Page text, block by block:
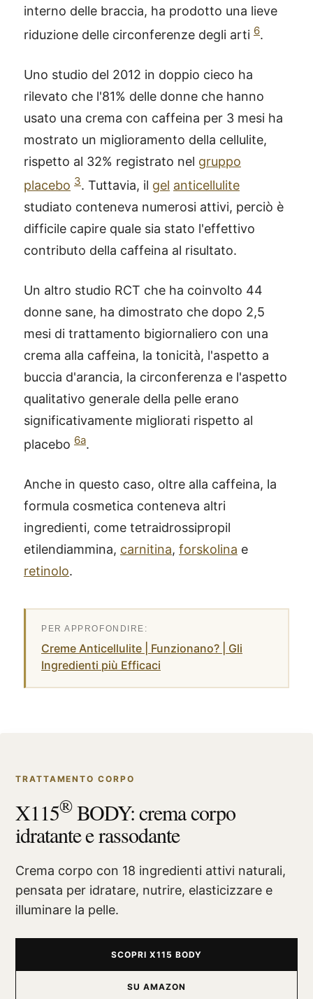
interno delle braccia, ha prodotto una lieve
riduzione delle circonferenze degli arti 6.
Uno studio del 2012 in doppio cieco ha
rilevato che l'81% delle donne che hanno
usato una crema con caffeina per 3 mesi ha
mostrato un miglioramento della cellulite,
rispetto al 32% registrato nel gruppo
placebo 3. Tuttavia, il gel anticellulite
studiato conteneva numerosi attivi, perciò è
difficile capire quale sia stato l'effettivo
contributo della caffeina al risultato.
Un altro studio RCT che ha coinvolto 44
donne sane, ha dimostrato che dopo 2,5
mesi di trattamento bigiornaliero con una
crema alla caffeina, la tonicità, l'aspetto a
buccia d'arancia, la circonferenza e l'aspetto
qualitativo generale della pelle erano
significativamente migliorati rispetto al
placebo 6a.
Anche in questo caso, oltre alla caffeina, la
formula cosmetica conteneva altri
ingredienti, come tetraidrossipropil
etilendiammina, carnitina, forskolina e
retinolo.
Creme Anticellulite | Funzionano? | Gli
Ingredienti più Efficaci
TRATTAMENTO CORPO
X115®BODY: crema corpo
idratante e rassodante
Crema corpo con 18 ingredienti attivi naturali,
pensata per idratare, nutrire, elasticizzare e
illuminare la pelle.
SCOPRI X115 BODY
SU AMAZON